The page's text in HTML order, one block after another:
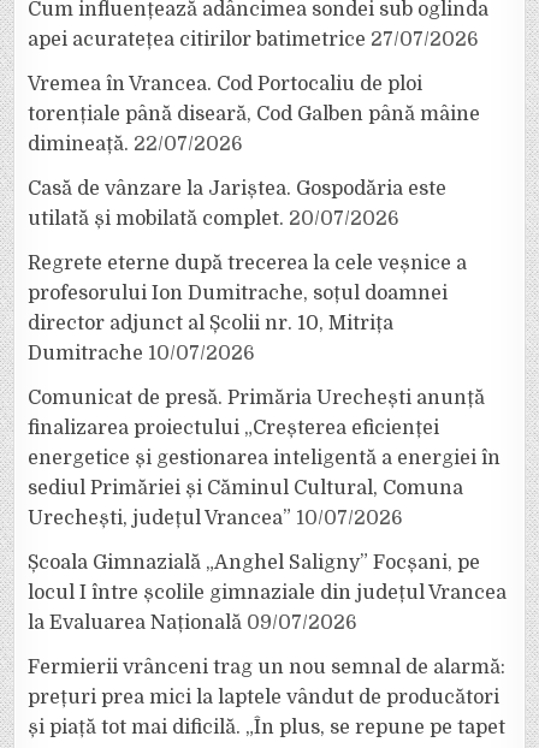
Cum influențează adâncimea sondei sub oglinda
apei acuratețea citirilor batimetrice 27/07/2026
Vremea în Vrancea. Cod Portocaliu de ploi
torențiale până diseară, Cod Galben până mâine
dimineață. 22/07/2026
Casă de vânzare la Jariștea. Gospodăria este
utilată și mobilată complet. 20/07/2026
Regrete eterne după trecerea la cele veșnice a
profesorului Ion Dumitrache, soțul doamnei
director adjunct al Școlii nr. 10, Mitrița
Dumitrache 10/07/2026
Comunicat de presă. Primăria Urechești anunță
finalizarea proiectului „Creșterea eficienței
energetice și gestionarea inteligentă a energiei în
sediul Primăriei și Căminul Cultural, Comuna
Urechești, județul Vrancea” 10/07/2026
Școala Gimnazială „Anghel Saligny” Focșani, pe
locul I între școlile gimnaziale din județul Vrancea
la Evaluarea Națională 09/07/2026
Fermierii vrânceni trag un nou semnal de alarmă:
prețuri prea mici la laptele vândut de producători
și piață tot mai dificilă. „În plus, se repune pe tapet